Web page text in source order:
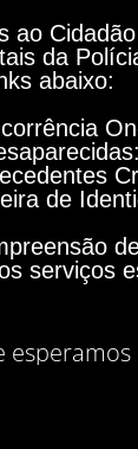
ao Cidadão
da
abaixo:
de
serviços